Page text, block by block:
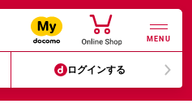
MENU
ログインする